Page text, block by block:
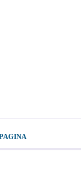
PAGINA